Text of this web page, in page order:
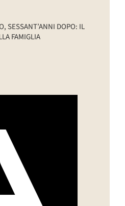
SESSANT’ANNI DOPO: IL
FAMIGLIA